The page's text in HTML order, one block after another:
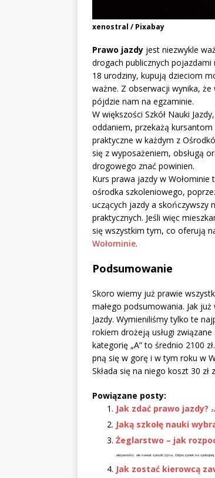
xenostral / Pixabay
Prawo jazdy jest niezwykle
drogach publicznych
18 urodziny, kupują dzieciom
ważne. Z obserwacji wynika,
pójdzie nam na egzaminie.
W większości Szkół Nauki
oddaniem, przekażą
praktyczne w każdym z
się z wyposażeniem, obsługą
drogowego znać powinien.
Kurs prawa jazdy w
ośrodka szkoleniowego,
uczących jazdy a skończywszy
praktycznych. Jeśli więc
się wszystkim tym, co oferują
Wołominie.
Podsumowanie
Skoro wiemy już prawie
małego podsumowania. Jak
Jazdy. Wymieniliśmy tylko te
rokiem drożeją usługi
kategorię „A” to średnio 2100
pną się w gorę i w tym roku w
Składa się na niego koszt 30
Powiązane posty:
Jak zdać prawo jazdy?
Jaką szkołę nauki
Żeglarstwo – jak
aktywności, ale nawet sposób życia. Odpoczynek na spokojnej...
Jak zostać kierowcą